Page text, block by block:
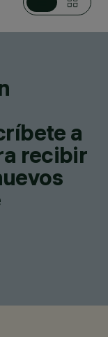
a
recibir